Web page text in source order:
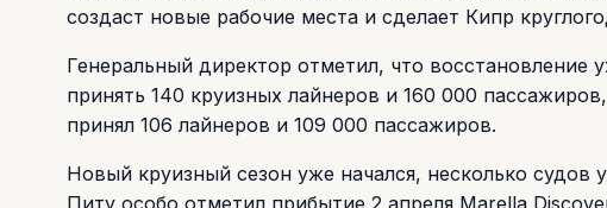
создаст новые рабочие места и сделает Кипр
Генеральный директор отметил, что восстановление
принять 140 круизных лайнеров и 160 000
принял 106 лайнеров и 109 000 пассажиров.
Новый круизный сезон уже начался, несколько
Питу особо отметил прибытие 2 апреля Marella